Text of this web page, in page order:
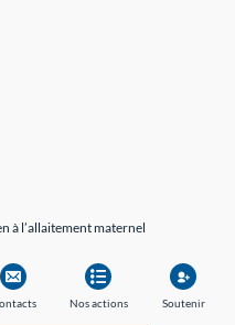
à l’allaitement maternel
Nos actions Soutenir